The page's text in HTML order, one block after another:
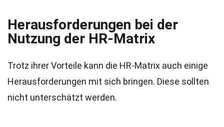
Herausforderungen bei der
Nutzung der HR-Matrix
Trotz ihrer Vorteile kann die HR-Matrix auch einige
Herausforderungen mit sich bringen. Diese sollten
nicht unterschätzt werden.